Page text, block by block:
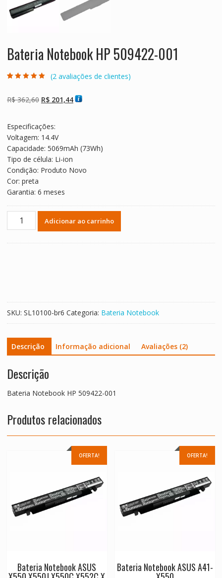
Bateria Notebook HP 509422-001
baseado em
avaliações de
(2avaliações de clientes)
R$362,60 O
era:
R$ 362,60.
R$201,44O
Especificações:
Voltagem: 14.4V
Capacidade: 5069mAh (73Wh)
Tipo de célula: Li-ion
Condição: Produto Novo
Cor: preta
Garantia: 6 meses
Bateria
Adicionar ao carrinho
SKU: SL10100-br6 Categoria: Bateria Notebook
Descrição Informação adicional Avaliações (2)
Descrição
Bateria Notebook HP 509422-001
Produtos relacionados
OFERTA!
Bateria Notebook ASUS
OFERTA!
Bateria Notebook ASUS A41-